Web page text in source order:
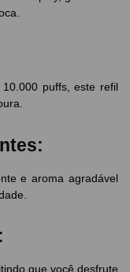
puffs, este refil
e aroma agradável
que você desfrute